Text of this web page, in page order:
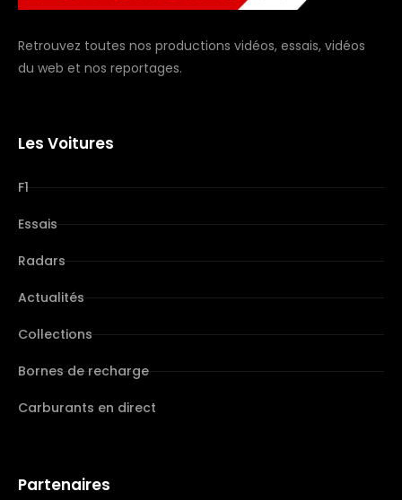
Retrouvez toutes nos productions vidéos, essais, vidéos
du web et nos reportages.
Les Voitures
F1
Essais
Radars
Actualités
Collections
Bornes de recharge
Carburants en direct
Partenaires